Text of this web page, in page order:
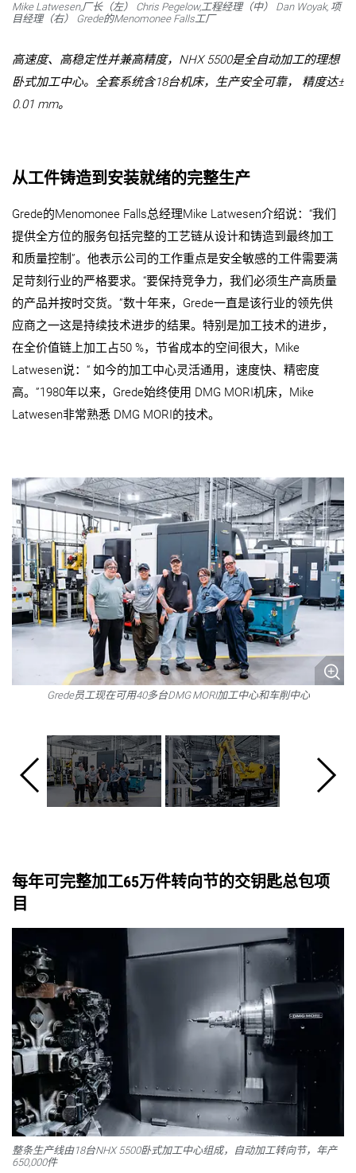
Mike Latwesen,厂长（左） Chris Pegelow,工程经理（中） Dan Woyak, 项
目经理（右） Grede的Menomonee Falls工厂
高速度、高稳定性并兼高精度，NHX 5500是全自动加工的理想
卧式加工中心。全套系统含18台机床，生产安全可靠， 精度达±
0.01 mm。
从工件铸造到安装就绪的完整生产
Grede的Menomonee Falls总经理Mike Latwesen介绍说：“我们
提供全方位的服务包括完整的工艺链从设计和铸造到最终加工
和质量控制”。他表示公司的工作重点是安全敏感的工件需要满
足苛刻行业的严格要求。“要保持竞争力，我们必须生产高质量
的产品并按时交货。”数十年来，Grede一直是该行业的领先供
应商之一这是持续技术进步的结果。特别是加工技术的进步，
在全价值链上加工占50 %，节省成本的空间很大，Mike
Latwesen说：“ 如今的加工中心灵活通用，速度快、精密度
高。”1980年以来，Grede始终使用 DMG MORI机床，Mike
Latwesen非常熟悉 DMG MORI的技术。
Grede员工现在可用40多台DMG MORI加工中心和车削中心
每年可完整加工65万件转向节的交钥匙总包项
目
整条生产线由18台NHX 5500卧式加工中心组成，自动加工转向节，年产
650,000件